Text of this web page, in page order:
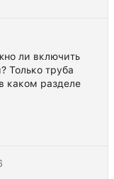
ли включить
Только труба
каком разделе